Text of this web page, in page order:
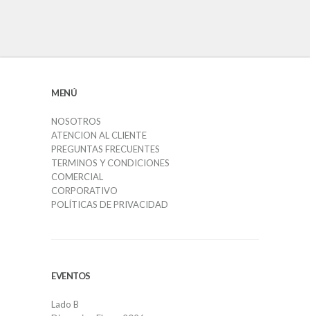
MENÚ
NOSOTROS
ATENCION AL CLIENTE
PREGUNTAS FRECUENTES
TERMINOS Y CONDICIONES
COMERCIAL
CORPORATIVO
POLÍTICAS DE PRIVACIDAD
EVENTOS
Lado B